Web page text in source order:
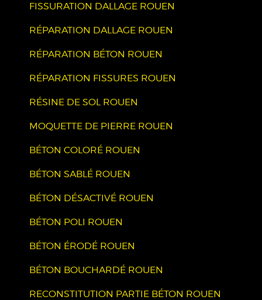
FISSURATION DALLAGE ROUEN
RÉPARATION DALLAGE ROUEN
RÉPARATION BÉTON ROUEN
RÉPARATION FISSURES ROUEN
RÉSINE DE SOL ROUEN
MOQUETTE DE PIERRE ROUEN
BÉTON COLORÉ ROUEN
BÉTON SABLÉ ROUEN
BÉTON DÉSACTIVÉ ROUEN
BÉTON POLI ROUEN
BÉTON ÉRODÉ ROUEN
BÉTON BOUCHARDÉ ROUEN
RECONSTITUTION PARTIE BÉTON ROUEN